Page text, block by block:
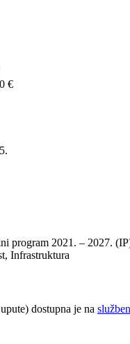
€
program 2021. – 2027.
Infrastruktura
dostupna je na